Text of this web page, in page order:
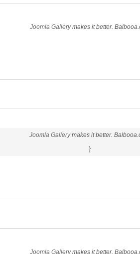
Joomla Gallerymakes it better.
Joomla Gallerymakes it better.
}
Joomla Gallerymakes it better.